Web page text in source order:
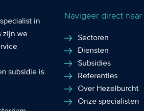
in
zijn we
subsidie is
Navigeer direct naar
Sectoren
Diensten
Subsidies
Referenties
Over Hezelburcht
Onze specialisten